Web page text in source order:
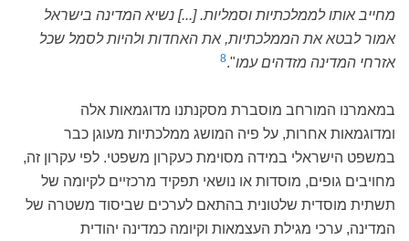
מחייב אותו לממלכתיות וסמליות. [...] נשיא המדינה בישראל
אמור לבטא את הממלכתיות, את האחדות ולהיות לסמל שכל
אזרחי המדינה מזדהים עמו".
8
במאמרנו המורחב מוסברת מסקנתנו מדוגמאות אלה
ומדוגמאות אחרות, על פיה המושג ממלכתיות מעוגן כבר
במשפט הישראלי במידה מסוימת כעקרון משפטי. לפי עקרון זה,
מחויבים גופים, מוסדות או נושאי תפקיד מרכזיים לקיומה של
תשתית מוסדית שלטונית בהתאם לערכים שביסוד משטרה של
המדינה, ערכי מגילת העצמאות וקיומה כמדינה יהודית